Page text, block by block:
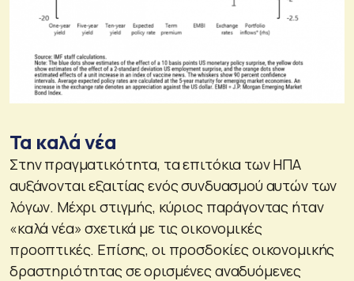
Τα καλά νέα
Στην πραγματικότητα, τα επιτόκια των ΗΠΑ
αυξάνονται εξαιτίας ενός συνδυασμού αυτών των
λόγων. Μέχρι στιγμής, κύριος παράγοντας ήταν
«καλά νέα» σχετικά με τις οικονομικές
προοπτικές. Επίσης, οι προσδοκίες οικονομικής
δραστηριότητας σε ορισμένες αναδυόμενες